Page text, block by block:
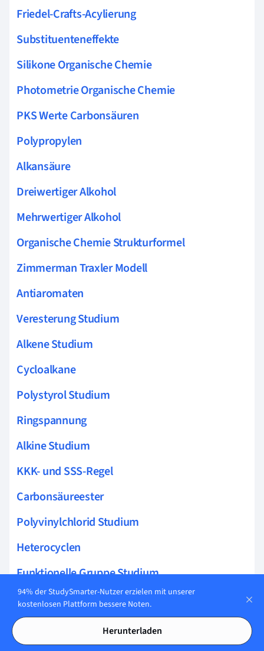
Friedel-Crafts-Acylierung
Substituenteneffekte
Silikone Organische Chemie
Photometrie Organische Chemie
PKS Werte Carbonsäuren
Polypropylen
Alkansäure
Dreiwertiger Alkohol
Mehrwertiger Alkohol
Organische Chemie Strukturformel
Zimmerman Traxler Modell
Antiaromaten
Veresterung Studium
Alkene Studium
Cycloalkane
Polystyrol Studium
Ringspannung
Alkine Studium
KKK- und SSS-Regel
Carbonsäureester
Polyvinylchlorid Studium
Heterocyclen
Funktionelle Gruppe Studium
Silikone Studium
Aminogruppe Studium
94% der StudySmarter-Nutzer erzielen mit unserer
kostenlosen Plattform bessere Noten.
Herunterladen